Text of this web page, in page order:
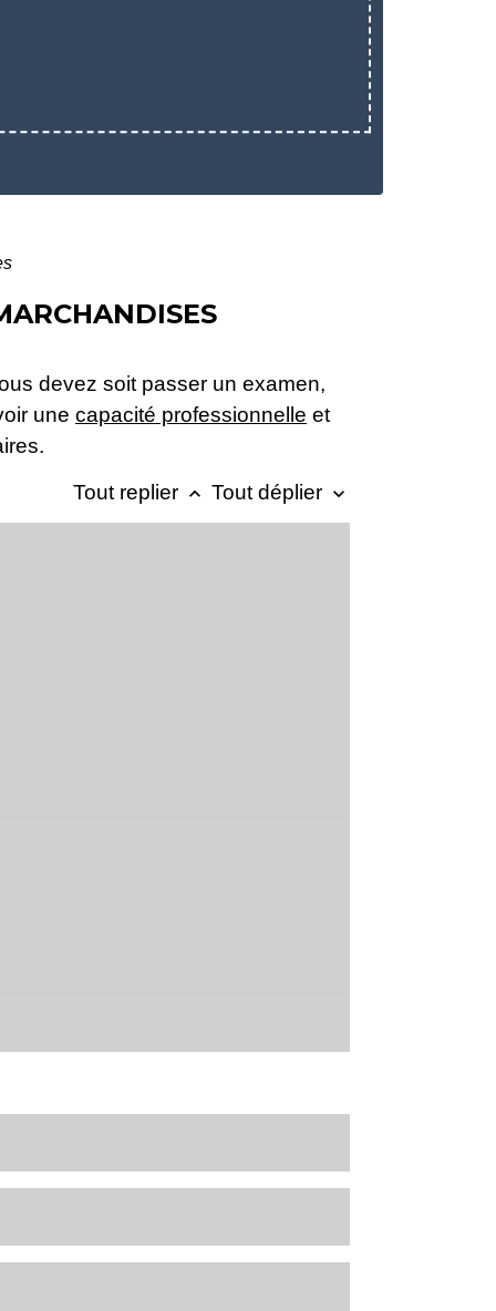
devez soit passer un examen,
une capacité professionnelle et
Tout replier keyboard_arrow_up Tout déplier keyboard_arrow_down